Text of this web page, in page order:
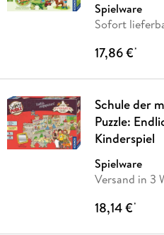
Spielware
Sofort
17,86 €*
Schule der
Puzzle:
Kinderspiel
Spielware
Versand in 3
18,14 €*